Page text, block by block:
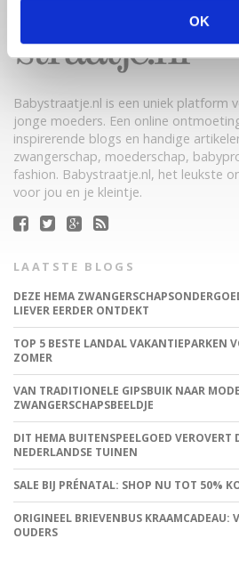
OK
Babystraatje.nl is een uniek platform
jonge moeders. Een online
inspirerende blogs en handige
zwangerschap, moederschap,
fashion. Babystraatje.nl, het leukste
voor jou en je kleintje.
LAATSTE BLOGS
DEZE HEMA
LIEVER EERDER ONTDEKT
TOP 5 BESTE LANDAL VAKANTIEPARKEN
ZOMER
VAN TRADITIONELE GIPSBUIK NAAR
ZWANGERSCHAPSBEELDJE
DIT HEMA BUITENSPEELGOED VEROVERT
NEDERLANDSE TUINEN
SALE BIJ PRÉNATAL: SHOP NU TOT 50%
ORIGINEEL BRIEVENBUS KRAAMCADEAU:
OUDERS